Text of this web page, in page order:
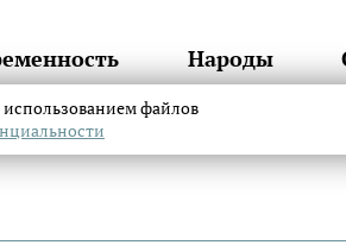
Народы
использованием файлов